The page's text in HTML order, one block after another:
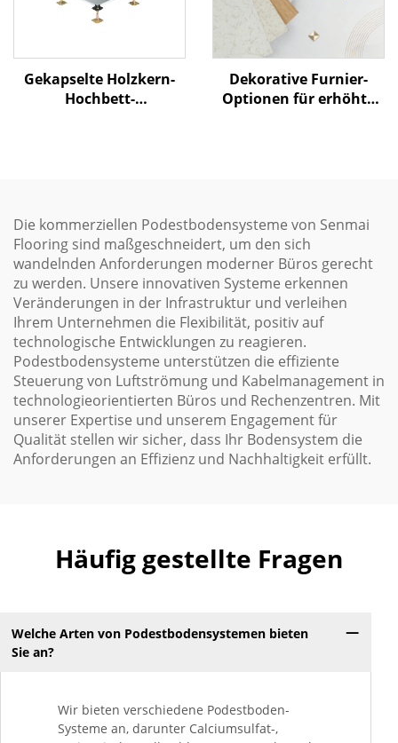
Gekapselte Holzkern-
Hochbett-
Dekorative Furnier-
Optionen für erhöhte
Die kommerziellen Podestbodensysteme von Senmai
Flooring sind maßgeschneidert, um den sich
wandelnden Anforderungen moderner Büros gerecht
zu werden. Unsere innovativen Systeme erkennen
Veränderungen in der Infrastruktur und verleihen
Ihrem Unternehmen die Flexibilität, positiv auf
technologische Entwicklungen zu reagieren.
Podestbodensysteme unterstützen die effiziente
Steuerung von Luftströmung und Kabelmanagement in
technologieorientierten Büros und Rechenzentren. Mit
unserer Expertise und unserem Engagement für
Qualität stellen wir sicher, dass Ihr Bodensystem die
Anforderungen an Effizienz und Nachhaltigkeit erfüllt.
Häufig gestellte Fragen
Welche Arten von Podestbodensystemen bieten
Sie an?
Wir bieten verschiedene Podestboden-
Systeme an, darunter Calciumsulfat-,